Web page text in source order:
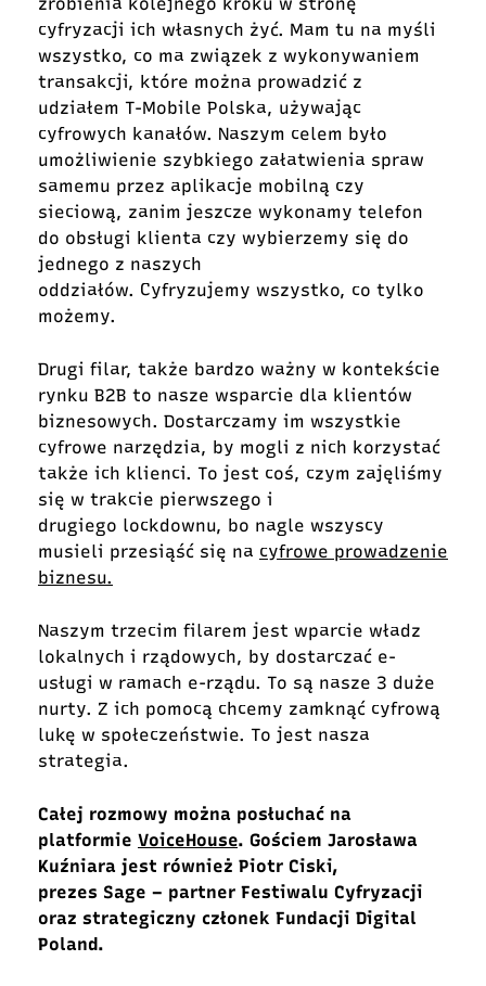
cyfryzacji ich własnych żyć. Mam tu na myśli
wszystko, co ma związek z wykonywaniem
transakcji, które można prowadzić z
udziałem T-Mobile Polska, używając
cyfrowych kanałów. Naszym celem było
umożliwienie szybkiego załatwienia spraw
samemu przez aplikacje mobilną czy
sieciową, zanim jeszcze wykonamy telefon
do obsługi klienta czy wybierzemy się do
jednego z naszych
oddziałów. Cyfryzujemy wszystko, co tylko
możemy.
Drugi filar, także bardzo ważny w kontekście
rynku B2B to nasze wsparcie dla klientów
biznesowych. Dostarczamy im wszystkie
cyfrowe narzędzia, by mogli z nich korzystać
także ich klienci. To jest coś, czym zajęliśmy
się w trakcie pierwszego i
drugiego lockdownu, bo nagle wszyscy
musieli przesiąść się na cyfrowe prowadzenie
biznesu.
Naszym trzecim filarem jest wparcie władz
lokalnych i rządowych, by dostarczać e-
usługi w ramach e-rządu. To są nasze 3 duże
nurty. Z ich pomocą chcemy zamknąć cyfrową
lukę w społeczeństwie. To jest nasza
strategia.
Całej rozmowy można posłuchać na
platformie VoiceHouse. Gościem Jarosława
Kuźniara jest również Piotr Ciski,
prezes Sage – partner Festiwalu Cyfryzacji
oraz strategiczny członek Fundacji Digital
Poland.